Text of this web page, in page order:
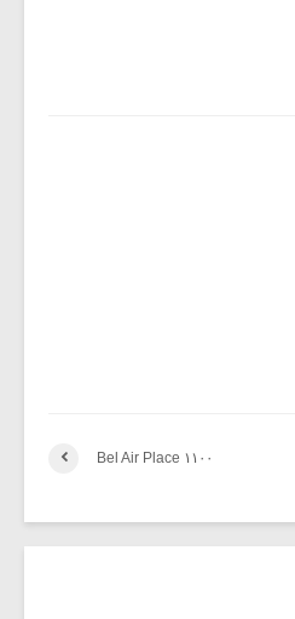
۱۱۰۰ Bel Air Place